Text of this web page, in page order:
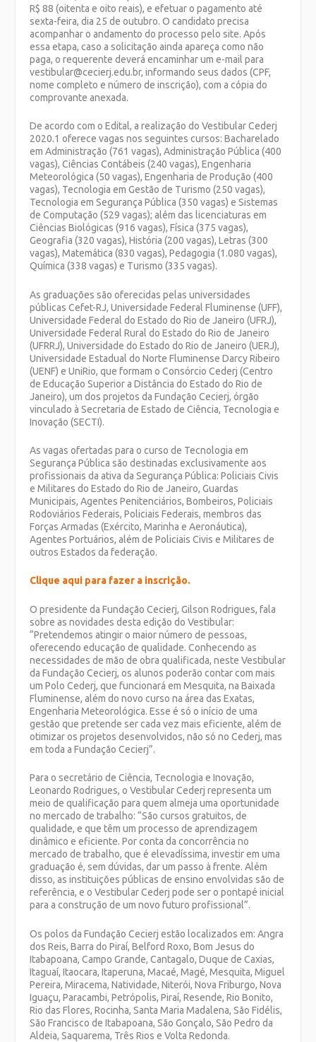
R$ 88 (oitenta e oito reais), e efetuar o pagamento até
sexta-feira, dia 25 de outubro. O candidato precisa
acompanhar o andamento do processo pelo site. Após
essa etapa, caso a solicitação ainda apareça como não
paga, o requerente deverá encaminhar um e-mail para
vestibular@cecierj.edu.br, informando seus dados (CPF,
nome completo e número de inscrição), com a cópia do
comprovante anexada.
De acordo com o Edital, a realização do Vestibular Cederj
2020.1 oferece vagas nos seguintes cursos: Bacharelado
em Administração (761 vagas), Administração Pública (400
vagas), Ciências Contábeis (240 vagas), Engenharia
Meteorológica (50 vagas), Engenharia de Produção (400
vagas), Tecnologia em Gestão de Turismo (250 vagas),
Tecnologia em Segurança Pública (350 vagas) e Sistemas
de Computação (529 vagas); além das licenciaturas em
Ciências Biológicas (916 vagas), Física (375 vagas),
Geografia (320 vagas), História (200 vagas), Letras (300
vagas), Matemática (830 vagas), Pedagogia (1.080 vagas),
Química (338 vagas) e Turismo (335 vagas).
As graduações são oferecidas pelas universidades
públicas Cefet-RJ, Universidade Federal Fluminense (UFF),
Universidade Federal do Estado do Rio de Janeiro (UFRJ),
Universidade Federal Rural do Estado do Rio de Janeiro
(UFRRJ), Universidade do Estado do Rio de Janeiro (UERJ),
Universidade Estadual do Norte Fluminense Darcy Ribeiro
(UENF) e UniRio, que formam o Consórcio Cederj (Centro
de Educação Superior a Distância do Estado do Rio de
Janeiro), um dos projetos da Fundação Cecierj, órgão
vinculado à Secretaria de Estado de Ciência, Tecnologia e
Inovação (SECTI).
As vagas ofertadas para o curso de Tecnologia em
Segurança Pública são destinadas exclusivamente aos
profissionais da ativa da Segurança Pública: Policiais Civis
e Militares do Estado do Rio de Janeiro, Guardas
Municipais, Agentes Penitenciários, Bombeiros, Policiais
Rodoviários Federais, Policiais Federais, membros das
Forças Armadas (Exército, Marinha e Aeronáutica),
Agentes Portuários, além de Policiais Civis e Militares de
outros Estados da federação.
Clique aqui para fazer a inscrição.
O presidente da Fundação Cecierj, Gilson Rodrigues, fala
sobre as novidades desta edição do Vestibular:
“Pretendemos atingir o maior número de pessoas,
oferecendo educação de qualidade. Conhecendo as
necessidades de mão de obra qualificada, neste Vestibular
da Fundação Cecierj, os alunos poderão contar com mais
um Polo Cederj, que funcionará em Mesquita, na Baixada
Fluminense, além do novo curso na área das Exatas,
Engenharia Meteorológica. Esse é só o início de uma
gestão que pretende ser cada vez mais eficiente, além de
otimizar os projetos desenvolvidos, não só no Cederj, mas
em toda a Fundação Cecierj”.
Para o secretário de Ciência, Tecnologia e Inovação,
Leonardo Rodrigues, o Vestibular Cederj representa um
meio de qualificação para quem almeja uma oportunidade
no mercado de trabalho: “São cursos gratuitos, de
qualidade, e que têm um processo de aprendizagem
dinâmico e eficiente. Por conta da concorrência no
mercado de trabalho, que é elevadíssima, investir em uma
graduação é, sem dúvidas, dar um passo à frente. Além
disso, as instituições públicas de ensino envolvidas são de
referência, e o Vestibular Cederj pode ser o pontapé inicial
para a construção de um novo futuro profissional”.
Os polos da Fundação Cecierj estão localizados em: Angra
dos Reis, Barra do Piraí, Belford Roxo, Bom Jesus do
Itabapoana, Campo Grande, Cantagalo, Duque de Caxias,
Itaguaí, Itaocara, Itaperuna, Macaé, Magé, Mesquita, Miguel
Pereira, Miracema, Natividade, Niterói, Nova Friburgo, Nova
Iguaçu, Paracambi, Petrópolis, Piraí, Resende, Rio Bonito,
Rio das Flores, Rocinha, Santa Maria Madalena, São Fidélis,
São Francisco de Itabapoana, São Gonçalo, São Pedro da
Aldeia, Saquarema, Três Rios e Volta Redonda.